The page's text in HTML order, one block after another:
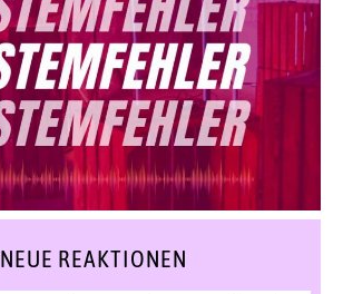
NEUE REAKTIONEN